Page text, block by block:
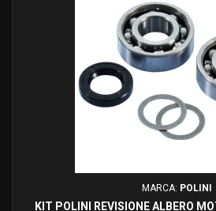
MARCA: POLINI
KIT POLINI REVISIONE ALBERO